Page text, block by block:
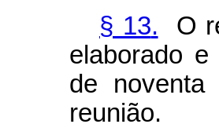
§ 13. O
elaborado
de
reunião.